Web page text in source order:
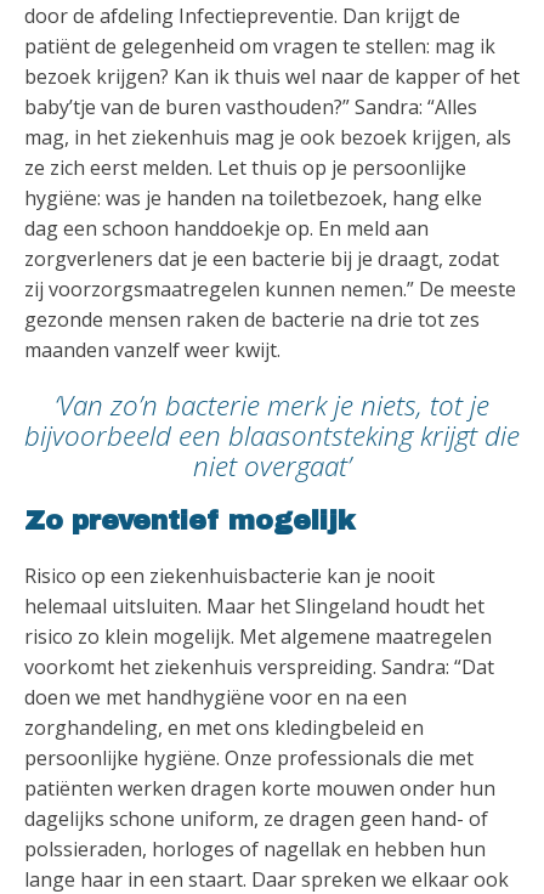
door de afdeling Infectiepreventie. Dan krijgt de
patiënt de gelegenheid om vragen te stellen: mag ik
bezoek krijgen? Kan ik thuis wel naar de kapper of het
baby’tje van de buren vasthouden?” Sandra: “Alles
mag, in het ziekenhuis mag je ook bezoek krijgen, als
ze zich eerst melden. Let thuis op je persoonlijke
hygiëne: was je handen na toiletbezoek, hang elke
dag een schoon handdoekje op. En meld aan
zorgverleners dat je een bacterie bij je draagt, zodat
zij voorzorgsmaatregelen kunnen nemen.” De meeste
gezonde mensen raken de bacterie na drie tot zes
maanden vanzelf weer kwijt.
‘Van zo’n bacterie merk je niets, tot je
bijvoorbeeld een blaasontsteking krijgt die
niet overgaat’
Zo preventief mogelijk
Risico op een ziekenhuisbacterie kan je nooit
helemaal uitsluiten. Maar het Slingeland houdt het
risico zo klein mogelijk. Met algemene maatregelen
voorkomt het ziekenhuis verspreiding. Sandra: “Dat
doen we met handhygiëne voor en na een
zorghandeling, en met ons kledingbeleid en
persoonlijke hygiëne. Onze professionals die met
patiënten werken dragen korte mouwen onder hun
dagelijks schone uniform, ze dragen geen hand- of
polssieraden, horloges of nagellak en hebben hun
lange haar in een staart. Daar spreken we elkaar ook